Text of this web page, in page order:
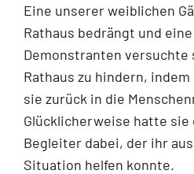
Eine unserer weiblichen
Rathaus bedrängt und
Demonstranten versuchte
Rathaus zu hindern,
sie zurück in die
Glücklicherweise hatte
Begleiter dabei, der ihr
Situation helfen konnte.